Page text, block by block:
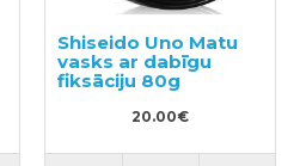
Shiseido Uno Matu
vasks ar dabīgu
fiksāciju 80g
20.00€